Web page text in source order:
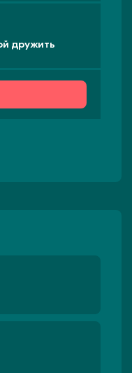
дружить